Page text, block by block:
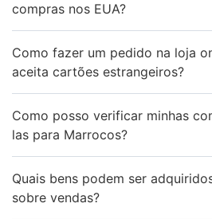
compras nos EUA?
Como fazer um pedido na loja
aceita cartões estrangeiros?
Como posso verificar minhas
las para Marrocos?
Quais bens podem ser
sobre vendas?